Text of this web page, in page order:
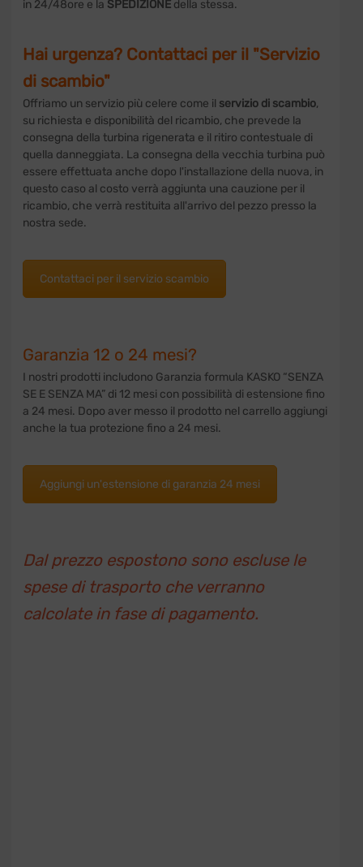
in 24/48ore e la SPEDIZIONE della stessa.
Hai urgenza? Contattaci per il "Servizio
di scambio"
Offriamo un servizio più celere come il servizio di scambio,
su richiesta e disponibilità del ricambio, che prevede la
consegna della turbina rigenerata e il ritiro contestuale di
quella danneggiata. La consegna della vecchia turbina può
essere effettuata anche dopo l'installazione della nuova, in
questo caso al costo verrà aggiunta una cauzione per il
ricambio, che verrà restituita all'arrivo del pezzo presso la
nostra sede.
Contattaci per il servizio scambio
Garanzia 12 o 24 mesi?
I nostri prodotti includono Garanzia formula KASKO “SENZA
SE E SENZA MA” di 12 mesi con possibilità di estensione fino
a 24 mesi. Dopo aver messo il prodotto nel carrello aggiungi
anche la tua protezione fino a 24 mesi.
Aggiungi un'estensione di garanzia 24 mesi
Dal prezzo espostono sono escluse le
spese di trasporto che verranno
calcolate in fase di pagamento.